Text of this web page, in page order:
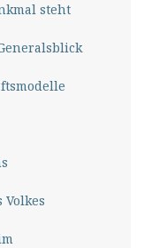
steht
Volkes